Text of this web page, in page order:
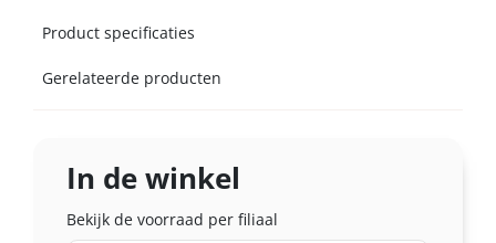
Product specificaties
Gerelateerde producten
In de winkel
Bekijk de voorraad per filiaal